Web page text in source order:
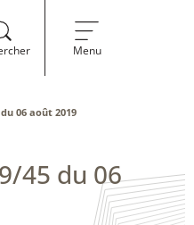
Menu
06 août 2019
45 du 06